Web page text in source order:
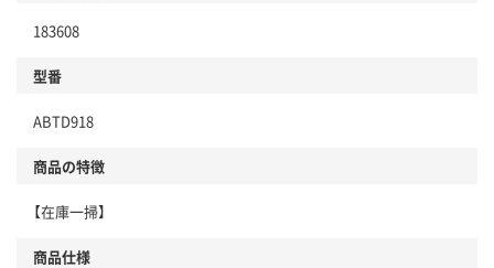
183608
型番
ABTD918
商品の特徴
【在庫一掃】
商品仕様